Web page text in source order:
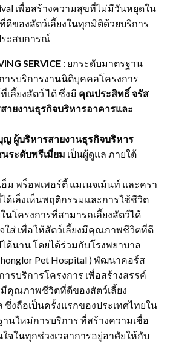
เพื่อสร้างความสุขที่ไม่มีวันหยุดใน
ของสัตว์เลี้ยงในทุกมิติด้วยบริการ
ะสบการณ์
SERVICE : ยกระดับมาตรฐาน
ารบริการงานนิติบุคคลโครงการ
ลี้ยงสัตว์ ได้ ซึ่งมี คุณประสิทธิ์ จรัส
ายงานธุรกิจบริหารอาคารและ
ผู้บริหารสายงานธุรกิจบริหาร
ระดับพรีเมี่ยม เป็นผู้ดูแล ภายใต้
ม พร็อพเพอร์ตี้ แมเนจเม้นท์ และครา
ด้เล็งเห็นพฤติกรรมและการใช้ชีวิต
นโครงการที่สามารถเลี้ยงสัตว์ได้
ใส่ เพื่อให้สัตว์เลี้ยงมีคุณภาพชีวิตที่ดี
ด้นาน โดยได้ร่วมกับโรงพยาบาล
Pet Hospital ) พัฒนาคอร์ส
รบริการโครงการ เพื่อสร้างสรรค์
คุณภาพชีวิตที่ดีของสัตว์เลี้ยง
งถือเป็นครั้งแรกของประเทศไทยใน
านใหม่การบริการ ที่สร้างความเชื่อ
จในทุกช่วงเวลาการอยู่อาศัยให้กับ